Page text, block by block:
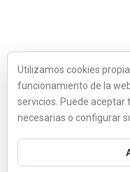
Utilizamos cookies
funcionamiento de la
servicios. Puede aceptar
necesarias o configurar